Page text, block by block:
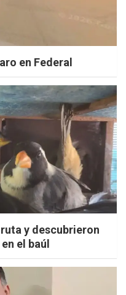
en Federal
y descubrieron
el baúl